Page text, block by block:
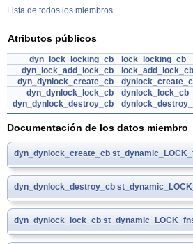
Lista de todos los miembros.
Atributos públicos
dyn_lock_locking_cb
lock_locking_cb
dyn_lock_add_lock_cb
lock_add_lock_cb
dyn_dynlock_create_cb
dyn_dynlock_lock_cb
dynlock_lock_cb
dyn_dynlock_destroy_cb
Documentación de los datos miembro
dyn_dynlock_create_cb
dyn_dynlock_destroy_cb
dyn_dynlock_lock_cb